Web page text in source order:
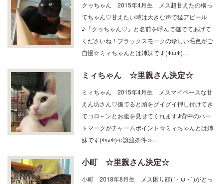
クゥちゃん 2015年4月生 メス超甘えたの構っ
てちゃん♡甘えたい時は大きな声で猛アピール
♪『クゥちゃん♡』と名前を呼んで撫でてあげて
くださいね！ブラックスモークの珍しい毛色がご
自慢☆ミィちゃんとは姉妹です(ΦωΦ)…
ミィちゃん ☆里親さん決定☆
ミィちゃん 2015年4月生 メスマイペースな甘
えん坊さん♡撫でると頭をグイグイ押し付けてき
てコロ～ンとお腹を見せてくれます♪背中のハー
トマークがチャームポイント☆ミィちゃんとは姉
妹です(ΦωΦ)≪譲渡条件≫…
小町 ☆里親さん決定☆